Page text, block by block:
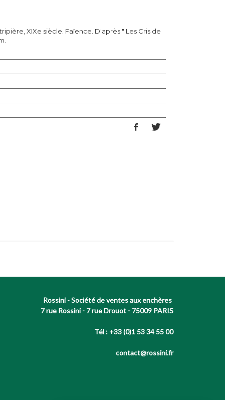
XIXe siècle. Faïence. D'après " Les Cris de
Rossini - Société de ventes aux enchères
7 rue Rossini - 7 rue Drouot - 75009 PARIS
Tél : +33 (0)1 53 34 55 00
contact@rossini.fr